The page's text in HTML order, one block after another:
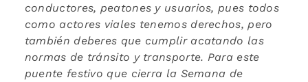
conductores, peatones y usuarios, pues todos
como actores viales tenemos derechos, pero
también deberes que cumplir acatando las
normas de tránsito y transporte. Para este
puente festivo que cierra la Semana de